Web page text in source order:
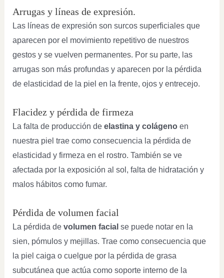
Arrugas y líneas de expresión.
Las líneas de expresión son surcos superficiales que
aparecen por el movimiento repetitivo de nuestros
gestos y se vuelven permanentes. Por su parte, las
arrugas son más profundas y aparecen por la pérdida
de elasticidad de la piel en la frente, ojos y entrecejo.
Flacidez y pérdida de firmeza
La falta de producción de elastina y colágenoen
nuestra piel trae como consecuencia la pérdida de
elasticidad y firmeza en el rostro. También se ve
afectada por la exposición al sol, falta de hidratación y
malos hábitos como fumar.
Pérdida de volumen facial
La pérdida de volumen facial se puede notar en la
sien, pómulos y mejillas. Trae como consecuencia que
la piel caiga o cuelgue por la pérdida de grasa
subcutánea que actúa como soporte interno de la